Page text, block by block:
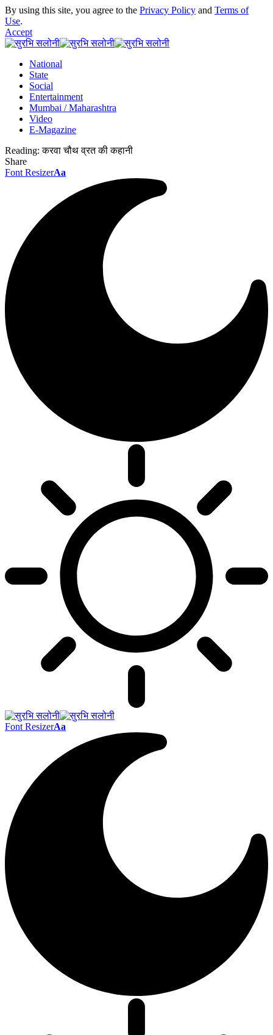
By using this site, you agree to the Privacy Policy and Terms of
Use.
Accept
National
State
Social
Entertainment
Mumbai / Maharashtra
Video
E-Magazine
Reading: करवा चौथ व्रत की कहानी
Share
Font ResizerAa
Font ResizerAa